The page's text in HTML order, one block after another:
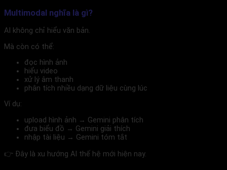
Multimodal nghĩa là gì?
AI không chỉ hiểu văn bản.
Mà còn có thể:
đọc hình ảnh
hiểu video
xử lý âm thanh
phân tích nhiều dạng dữ liệu cùng lúc
Ví dụ:
upload hình ảnh → Gemini phân tích
đưa biểu đồ → Gemini giải thích
nhập tài liệu → Gemini tóm tắt
👉 Đây là xu hướng AI thế hệ mới hiện nay.